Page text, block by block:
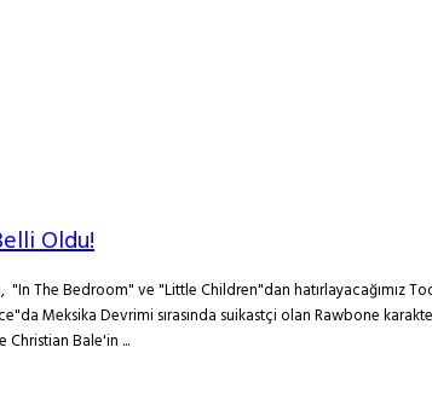
Oldu!
The Bedroom" ve "Little Children"dan hatırlayacağımız
Meksika Devrimi sırasında suikastçi olan Rawbone
Bale'in ...